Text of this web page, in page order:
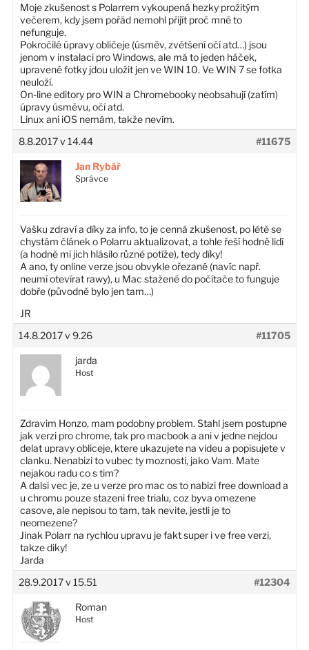
Moje zkušenost s Polarrem vykoupená hezky prožitým
večerem, kdy jsem pořád nemohl přijít proč mně to
nefunguje.
Pokročilé úpravy obličeje (úsměv, zvětšení očí atd…) jsou
jenom v instalaci pro Windows, ale má to jeden háček,
upravené fotky jdou uložit jen ve WIN 10. Ve WIN 7 se fotka
neuloží.
On-line editory pro WIN a Chromebooky neobsahují (zatím)
úpravy úsměvu, očí atd.
Linux ani iOS nemám, takže nevím.
8.8.2017 v 14.44
#11675
Jan Rybář
Správce
Vašku zdraví a díky za info, to je cenná zkušenost, po létě se
chystám článek o Polarru aktualizovat, a tohle řeší hodně lidí
(a hodně mi jich hlásilo různé potíže), tedy díky!
A ano, ty online verze jsou obvykle ořezané (navíc např.
neumí otevírat rawy), u Mac stažené do počítače to funguje
dobře (původně bylo jen tam…)
JR
14.8.2017 v 9.26
#11705
jarda
Host
Zdravim Honzo, mam podobny problem. Stahl jsem postupne
jak verzi pro chrome, tak pro macbook a ani v jedne nejdou
delat upravy obliceje, ktere ukazujete na videu a popisujete v
clanku. Nenabizi to vubec ty moznosti, jako Vam. Mate
nejakou radu co s tim?
A dalsi vec je, ze u verze pro mac os to nabizi free download a
u chromu pouze stazeni free trialu, coz byva omezene
casove, ale nepisou to tam, tak nevite, jestli je to
neomezene?
Jinak Polarr na rychlou upravu je fakt super i ve free verzi,
takze diky!
Jarda
28.9.2017 v 15.51
#12304
Roman
Host